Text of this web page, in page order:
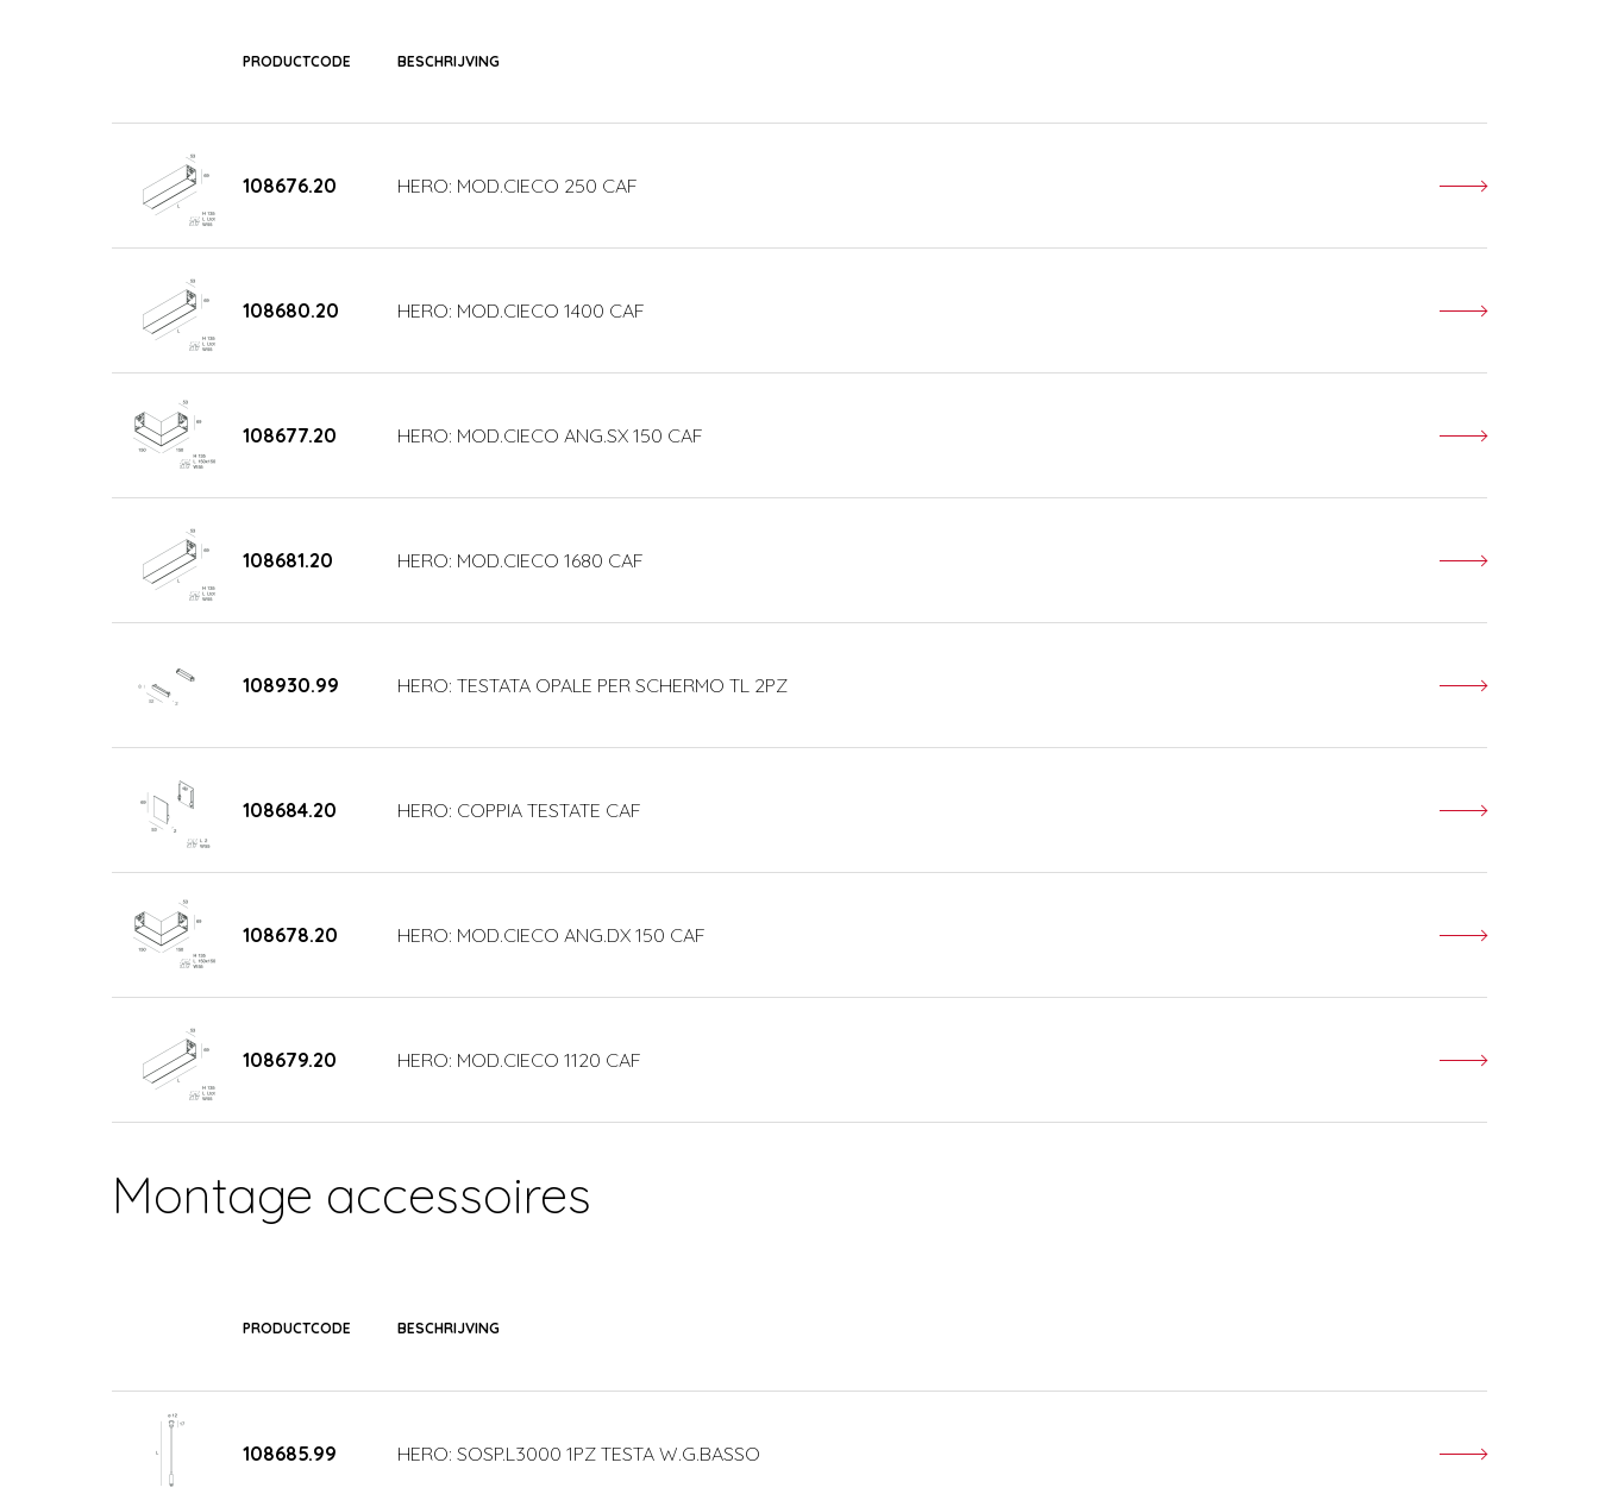
PRODUCTCODE BESCHRIJVING
108676.20 HERO: MOD.CIECO 250 CAF
108680.20 HERO: MOD.CIECO 1400 CAF
108677.20 HERO: MOD.CIECO ANG.SX 150 CAF
108681.20 HERO: MOD.CIECO 1680 CAF
108930.99 HERO: TESTATA OPALE PER SCHERMO TL 2PZ
108684.20 HERO: COPPIA TESTATE CAF
108678.20 HERO: MOD.CIECO ANG.DX 150 CAF
108679.20 HERO: MOD.CIECO 1120 CAF
Montage accessoires
PRODUCTCODE BESCHRIJVING
108685.99 HERO: SOSP.L3000 1PZ TESTA W.G.BASSO